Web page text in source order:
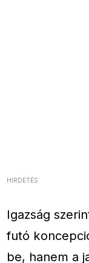
HIRDETÉS
Igazság
futó
be, hanem a